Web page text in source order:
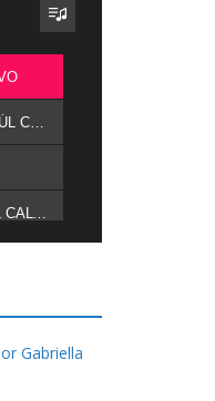
2. POETA EN EL HOSPICIO - LUIS RAÚL CALVO
Gabriella